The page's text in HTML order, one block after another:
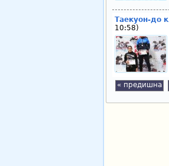
Таекуон-до
10:58)
« предишна